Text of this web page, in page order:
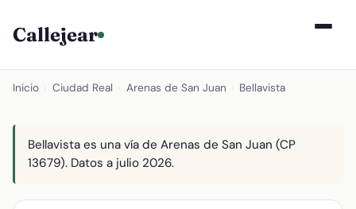
Callejear
Inicio Ciudad Real Arenas de San Juan Bellavista
Bellavista es una vía de Arenas de San Juan (CP
13679). Datos a julio 2026.